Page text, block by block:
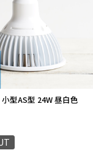
型AS型 24W 昼白色